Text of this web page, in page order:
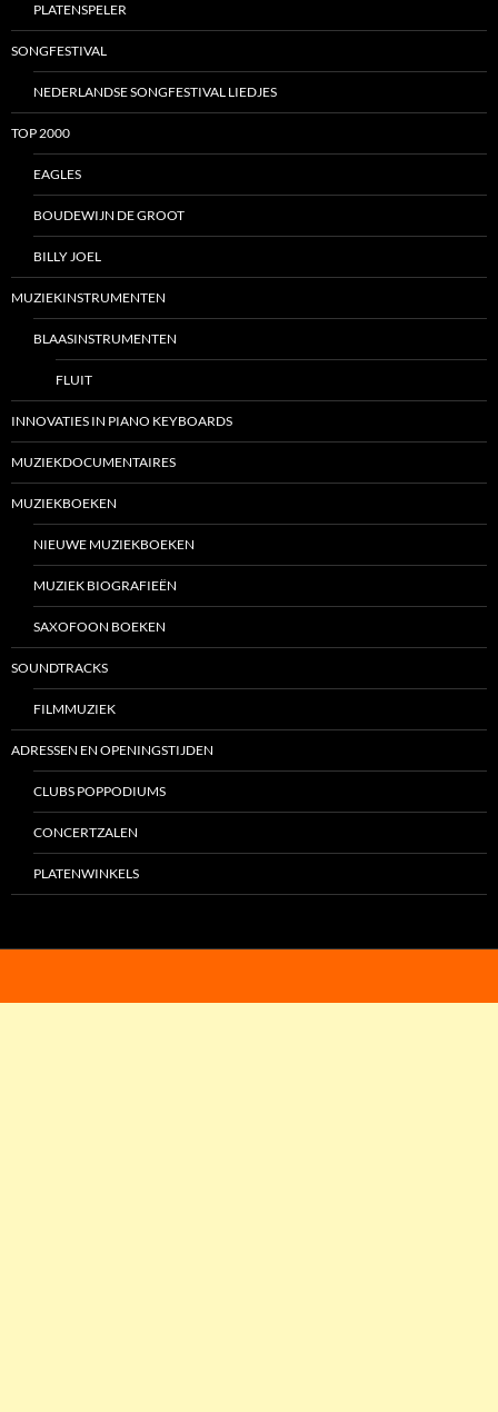
PLATENSPELER
SONGFESTIVAL
NEDERLANDSE SONGFESTIVAL LIEDJES
TOP 2000
EAGLES
BOUDEWIJN DE GROOT
BILLY JOEL
MUZIEKINSTRUMENTEN
BLAASINSTRUMENTEN
FLUIT
INNOVATIES IN PIANO KEYBOARDS
MUZIEKDOCUMENTAIRES
MUZIEKBOEKEN
NIEUWE MUZIEKBOEKEN
MUZIEK BIOGRAFIEËN
SAXOFOON BOEKEN
SOUNDTRACKS
FILMMUZIEK
ADRESSEN EN OPENINGSTIJDEN
CLUBS POPPODIUMS
CONCERTZALEN
PLATENWINKELS